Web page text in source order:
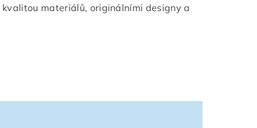
materiálů, originálními designy a